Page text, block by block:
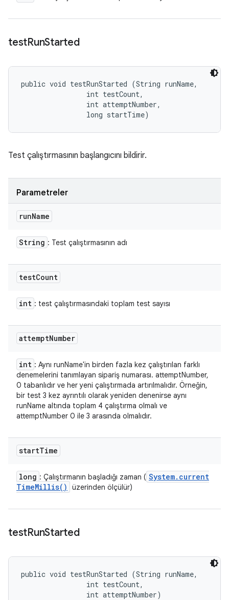
testRunStarted
public void testRunStarted (String runName,
                int testCount,
                int attemptNumber,
                long startTime)
Test çalıştırmasının başlangıcını bildirir.
Parametreler
runName
String : Test çalıştırmasının adı
testCount
int : test çalıştırmasındaki toplam test sayısı
attemptNumber
int : Aynı runName'in birden fazla kez çalıştırılan farklı
denemelerini tanımlayan sipariş numarası. attemptNumber,
0 tabanlıdır ve her yeni çalıştırmada artırılmalıdır. Örneğin,
bir test 3 kez ayrıntılı olarak yeniden denenirse aynı
runName altında toplam 4 çalıştırma olmalı ve
attemptNumber 0 ile 3 arasında olmalıdır.
startTime
long : Çalıştırmanın başladığı zaman ( System. current
TimeMillis( ) üzerinden ölçülür)
testRunStarted
public void testRunStarted (String runName,
                int testCount,
                int attemptNumber)